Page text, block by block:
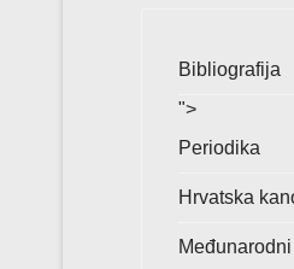
Bibliografija
">
Periodika
Hrvatska